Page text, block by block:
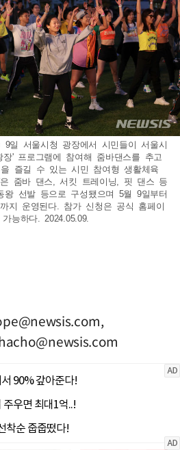
일 서울시청 광장에서 시민들이 서울시
' 프로그램에 참여해 줌바댄스를 추고
즐길 수 있는 시민 참여형 생활체육
은 줌바 댄스, 서킷 트레이닝, 핏 댄스 등
왕 선발 등으로 구성됐으며 5월 9일부터
지 운영된다. 참가 신청은 공식 홈페이
능하다. 2024.05.09.
,